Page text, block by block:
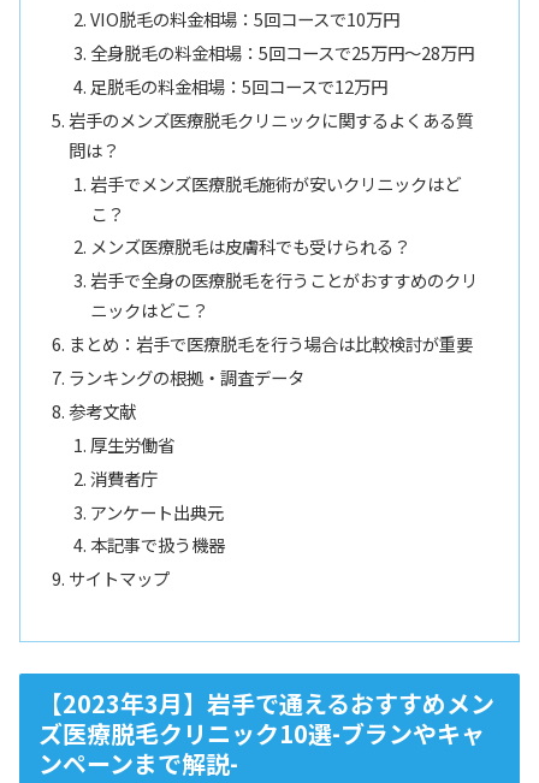
VIO脱毛の料金相場：5回コースで10万円
全身脱毛の料金相場：5回コースで25万円〜28万円
足脱毛の料金相場：5回コースで12万円
岩手のメンズ医療脱毛クリニックに関するよくある質
問は？
岩手でメンズ医療脱毛施術が安いクリニックはど
こ？
メンズ医療脱毛は皮膚科でも受けられる？
岩手で全身の医療脱毛を行うことがおすすめのクリ
ニックはどこ？
まとめ：岩手で医療脱毛を行う場合は比較検討が重要
ランキングの根拠・調査データ
参考文献
厚生労働省
消費者庁
アンケート出典元
本記事で扱う機器
サイトマップ
【2023年3月】岩手で通えるおすすめメン
ズ医療脱毛クリニック10選-ブランやキャ
ンペーンまで解説-